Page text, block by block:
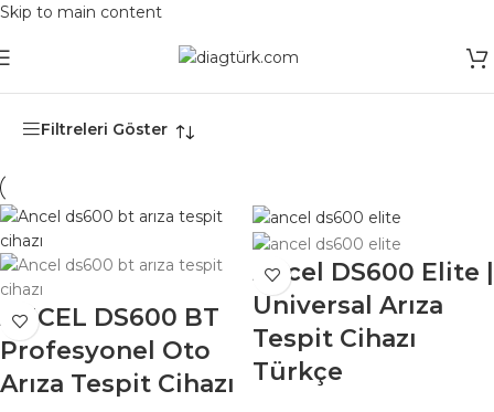
Skip to main content
Filtreleri Göster
ANCEL DS600 BT
Profesyonel Oto
Arıza Tespit Cihazı
Ancel DS600 Elite |
Universal Arıza
Tespit Cihazı
Türkçe